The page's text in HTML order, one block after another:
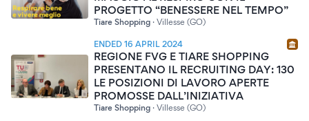
PROGETTO “BENESSERE NEL TEMPO”
Tiare Shopping · Villesse (GO)
ENDED 16 APRIL 2024
REGIONE FVG E TIARE SHOPPING
PRESENTANO IL RECRUITING DAY: 130
LE POSIZIONI DI LAVORO APERTE
PROMOSSE DALL’INIZIATIVA
Tiare Shopping · Villesse (GO)